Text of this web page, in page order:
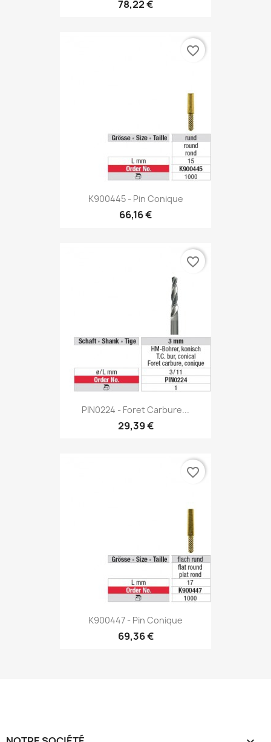
78,22 €
K900445 - Pin Conique
66,16 €
favorite_border
PIN0224 - Foret Carbure...
29,39 €
favorite_border
K900447 - Pin Conique
69,36 €
favorite_border